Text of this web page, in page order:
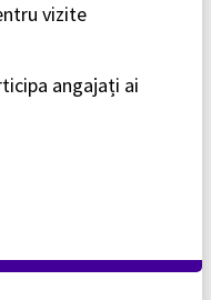
vizite
angajați ai